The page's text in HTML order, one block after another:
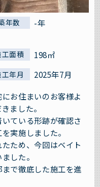
年数 -年
工面積 198㎡
年月
2025年7月
お住まいのお客様よ
ました。
ている形跡が確認さ
実施しました。
ため、今回はベイト
した。
で徹底した施工を進